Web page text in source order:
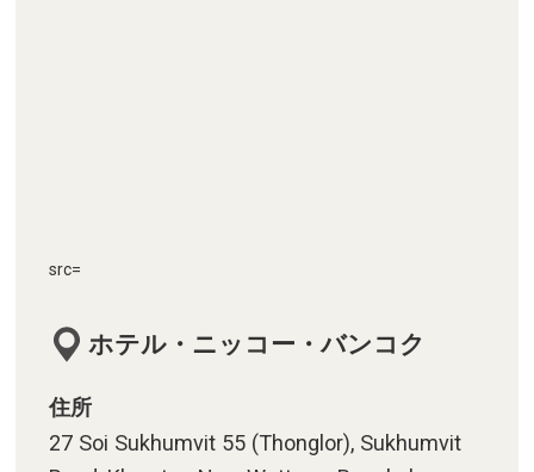
src=
ホテル・ニッコー・バンコク
住所
27 Soi Sukhumvit 55 (Thonglor), Sukhumvit